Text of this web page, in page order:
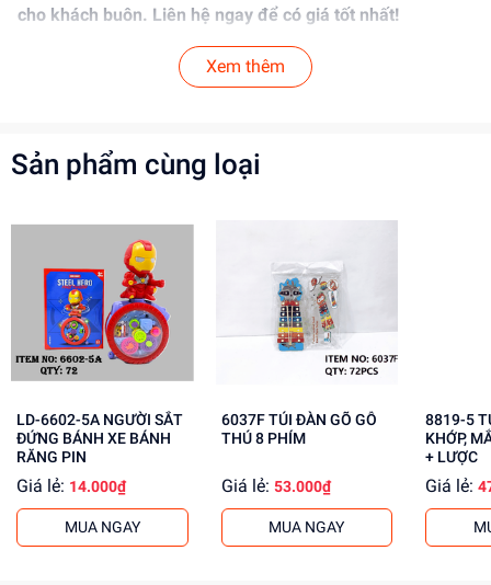
cho khách buôn. Liên hệ ngay để có giá tốt nhất!
Xem thêm
Sản phẩm cùng loại
LD-6602-5A NGƯỜI SẮT
ĐỨNG BÁNH XE BÁNH
RĂNG PIN
Giá lẻ: 14.000₫
MUA NGAY
6037F TÚI ĐÀN GÕ GỖ
THÚ 8 PHÍM
Giá lẻ: 53.000₫
MUA NGAY
8819-5 TÚI BABY 1C
KHỚP,
+ LƯỢC
Giá lẻ: